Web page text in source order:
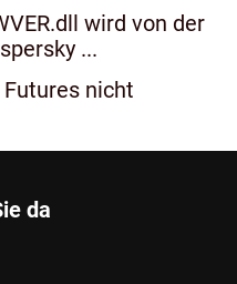
wird von der
...
nicht
da